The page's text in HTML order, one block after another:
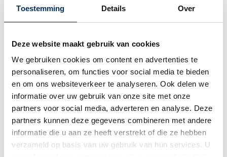
Toestemming Details Over
Deze website maakt gebruik van cookies
We gebruiken cookies om content en advertenties te
personaliseren, om functies voor social media te bieden
en om ons websiteverkeer te analyseren. Ook delen we
informatie over uw gebruik van onze site met onze
partners voor social media, adverteren en analyse. Deze
partners kunnen deze gegevens combineren met andere
informatie die u aan ze heeft verstrekt of die ze hebben
verzameld op basis van uw gebruik van hun services. U
Training: Van verplichting naar voorsprong: EU richtlijn
loontransparantie – 12 mei 2026